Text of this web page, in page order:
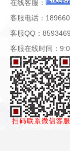
在线客服：
客服电话：
客服QQ：
客服在线时间：